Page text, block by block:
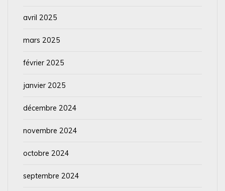
avril 2025
mars 2025
février 2025
janvier 2025
décembre 2024
novembre 2024
octobre 2024
septembre 2024